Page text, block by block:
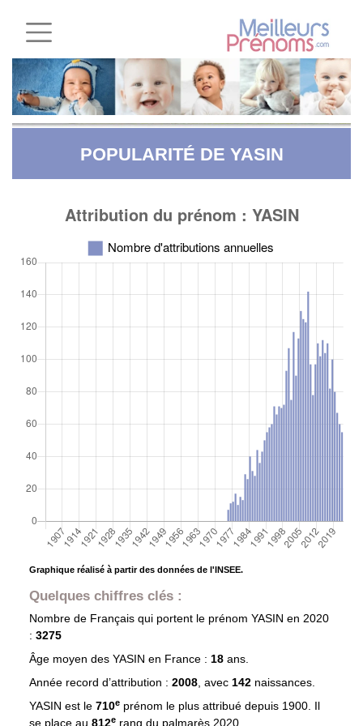
POPULARITÉ DE YASIN
Graphique réalisé à partir des données de l'INSEE.
Quelques chiffres clés :
Nombre de Français qui portent le prénom YASIN en 2020
: 3275
Âge moyen des YASIN en France : 18 ans.
Année record d’attribution : 2008, avec 142 naissances.
YASIN est le 710eprénom le plus attribué depuis 1900. Il
se place au 812e rang du palmarès 2020.